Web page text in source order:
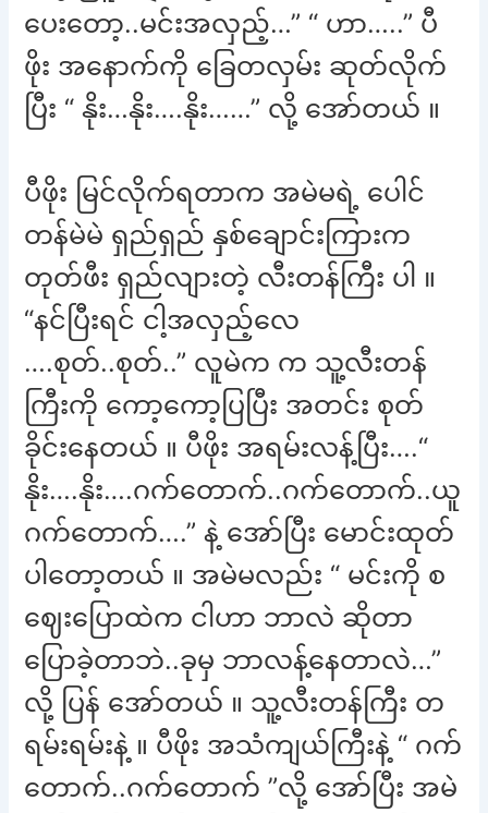
ပေးတော့..မင်းအလှည့်…” “ ဟာ…..” ပီ
ဖိုး အနောက်ကို ခြေတလှမ်း ဆုတ်လိုက်
ပြီး “ နိုး…နိုး….နိုး……” လို့ အော်တယ် ။
ပီဖိုး မြင်လိုက်ရတာက အမဲမရဲ့ ပေါင်
တန်မဲမဲ ရှည်ရှည် နှစ်ချောင်းကြားက
တုတ်ဖီး ရှည်လျားတဲ့ လီးတန်ကြီး ပါ ။
“နင်ပြီးရင် ငါ့အလှည့်လေ
….စုတ်..စုတ်..” လူမဲက က သူ့လီးတန်
ကြီးကို ကော့ကော့ပြပြီး အတင်း စုတ်
ခိုင်းနေတယ် ။ ပီဖိုး အရမ်းလန့်ပြီး….“
နိုး….နိုး….ဂက်တောက်..ဂက်တောက်..ယူ
ဂက်တောက်….” နဲ့ အော်ပြီး မောင်းထုတ်
ပါတော့တယ် ။ အမဲမလည်း “ မင်းကို စ
ဈေးပြောထဲက ငါဟာ ဘာလဲ ဆိုတာ
ပြောခဲ့တာဘဲ..ခုမှ ဘာလန့်နေတာလဲ…”
လို့ ပြန် အော်တယ် ။ သူ့လီးတန်ကြီး တ
ရမ်းရမ်းနဲ့ ။ ပီဖိုး အသံကျယ်ကြီးနဲ့ “ ဂက်
တောက်..ဂက်တောက် ”လို့ အော်ပြီး အမဲ